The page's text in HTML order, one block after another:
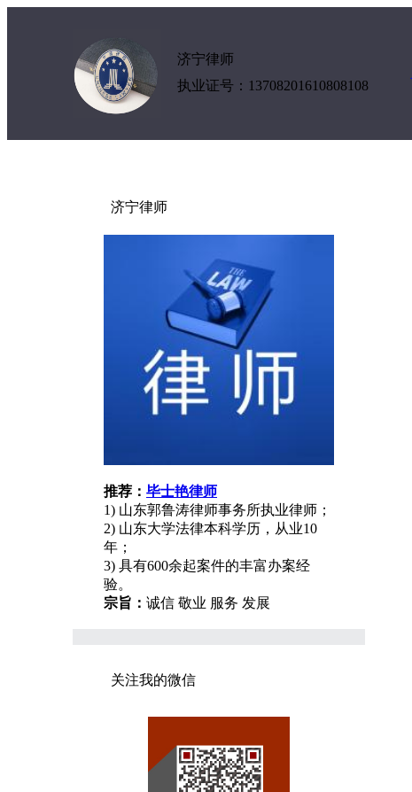
济宁律师
执业证号：13708201610808108
济宁律师
推荐： 毕士艳律师
1) 山东郭鲁涛律师事务所执业律师；
2) 山东大学法律本科学历，从业10
年；
3) 具有600余起案件的丰富办案经
验。
宗旨： 诚信 敬业 服务 发展
关注我的微信